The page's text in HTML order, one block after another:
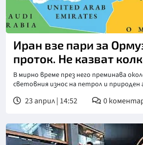
Снимка: NOVA
Иран взе пари за
проток. Не казват
В мирно време през него преминава
световния износ на петрол и природен
23 април | 14:52 0